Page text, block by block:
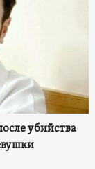
убийства